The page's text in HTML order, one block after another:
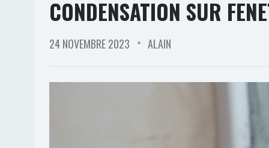
CONDENSATION SUR
24 NOVEMBRE 2023 ALAIN